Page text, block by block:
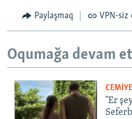
Paylaşmaq VPN-siz
Oqumağa devam
"Er